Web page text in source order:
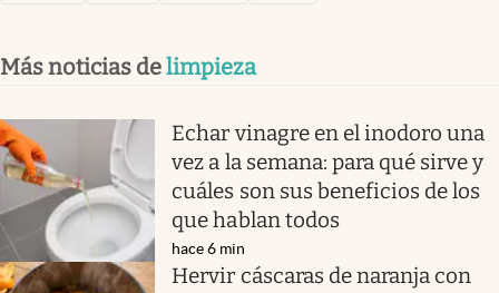
Más noticias delimpieza
Echar vinagre en el inodoro una
vez a la semana: para qué sirve y
cuáles son sus beneficios de los
que hablan todos
hace 6 min
Hervir cáscaras de naranja con